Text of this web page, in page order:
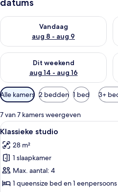
datums
Vandaag
aug 8 - aug 9
De beschikbaarheid controleren
Dit weekend
aug 14 - aug 16
De beschikbaarheid controleren
Beschikbare
filters
voor
kamers
Alle kamers 2 bedden 1 bed 3+
7 van 7 kamers weergeven
Alle
foto's
voor
Klassieke
studio
laden
28
Klassieke studio
28 m²
1 slaapkamer
Max. aantal: 4
1 queensize bed en 1